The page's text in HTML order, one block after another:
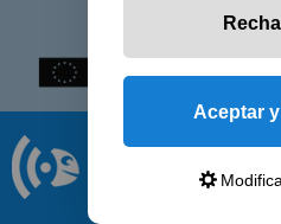
Aceptar